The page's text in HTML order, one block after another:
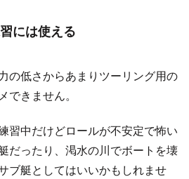
には使える
の低さからあまりツーリング用の
きません。
習中だけどロールが不安定で怖い
だったり、渇水の川でボートを壊
ブ艇としてはいいかもしれませ